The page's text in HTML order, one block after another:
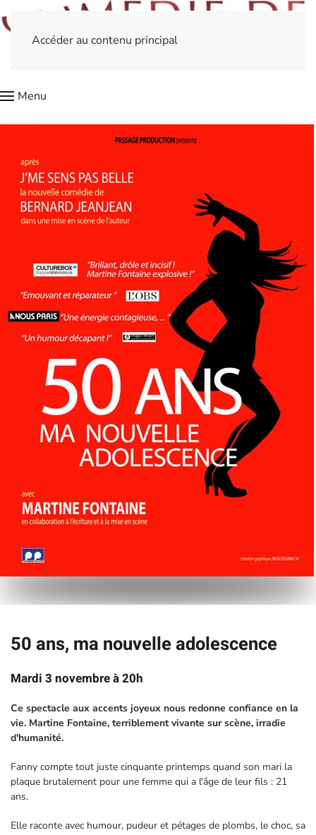
Accéder au contenu principal
Menu
50 ans, ma nouvelle adolescence
Mardi 3 novembre à 20h
Ce spectacle aux accents joyeux nous redonne confiance en la
vie. Martine Fontaine, terriblement vivante sur scène, irradie
d'humanité.
Fanny compte tout juste cinquante printemps quand son mari la
plaque brutalement pour une femme qui a l'âge de leur fils : 21
ans.
Elle raconte avec humour, pudeur et pétages de plombs, le choc, sa